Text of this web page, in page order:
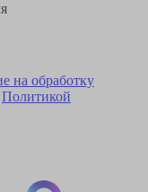
на обработку
Политикой